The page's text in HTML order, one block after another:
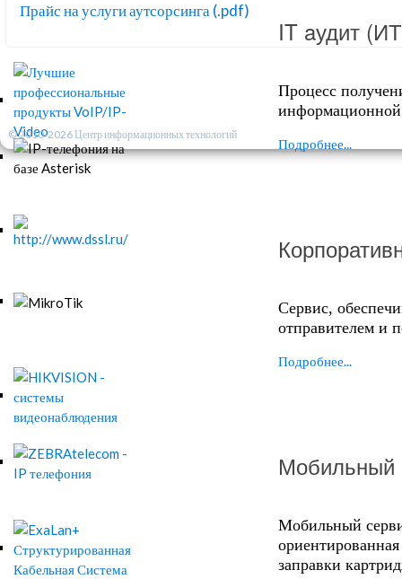
IT aудит
Процесс
информационной
Подробнее...
Сервис,
отправителем и
Подробнее...
Мобильный
Мобильный
заправки
Прайс на услуги аутсорсинга (.pdf)
© 2010-2026 Центр информационных технологий